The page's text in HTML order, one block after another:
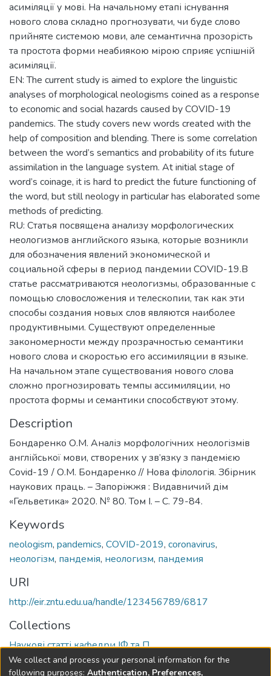
асиміляції у мові. На начальному етапі існування
нового слова складно прогнозувати, чи буде слово
прийняте системою мови, але семантична прозорість
та простота форми неабиякою мірою сприяє успішній
асиміляції.
EN: The current study is aimed to explore the linguistic
analyses of morphological neologisms coined as a response
to economic and social hazards caused by COVID-19
pandemics. The study covers new words created with the
help of composition and blending. There is some correlation
between the word’s semantics and probability of its future
assimilation in the language system. At initial stage of
word’s coinage, it is hard to predict the future functioning of
the word, but still neology in particular has elaborated some
methods of predicting.
RU: Статья посвящена анализу морфологических
неологизмов английского языка, которые возникли
для обозначения явлений экономической и
социальной сферы в период пандемии COVID-19.В
статье рассматриваются неологизмы, образованные с
помощью словосложения и телескопии, так как эти
способы создания новых слов являются наиболее
продуктивными. Существуют определенные
закономерности между прозрачностью семантики
нового слова и скоростью его ассимиляции в языке.
На начальном этапе существования нового слова
сложно прогнозировать темпы ассимиляции, но
простота формы и семантики способствуют этому.
Description
Бондаренко О.М. Аналіз морфологічних неологізмів
англійської мови, створених у зв’язку з пандемією
Сovid-19 / О.М. Бондаренко // Нова філологія. Збірник
наукових праць. – Запоріжжя : Видавничий дім
«Гельветика» 2020. № 80. Том І. – С. 79-84.
Keywords
neologism, pandemics, COVID-2019, coronavirus,
неологізм, пандемія, неологизм, пандемия
URI
http://eir.zntu.edu.ua/handle/123456789/6817
Collections
Наукові статті кафедри ІФ та П
Full item page
We collect and process your personal information for the
following purposes: Authentication, Preferences,